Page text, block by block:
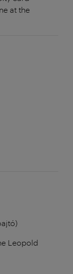
at the
Leopold